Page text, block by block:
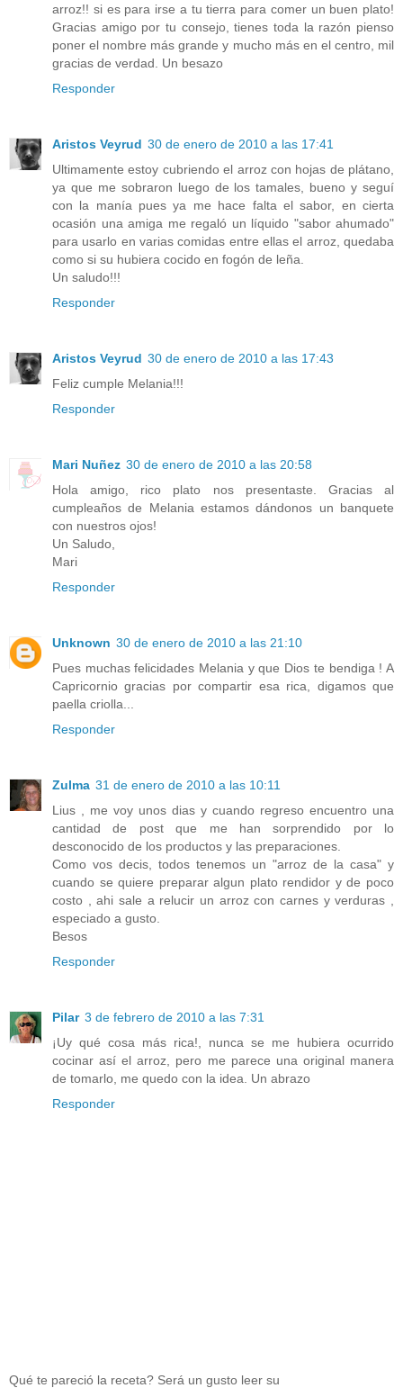
arroz!! si es para irse a tu tierra para comer un buen plato!
Gracias amigo por tu consejo, tienes toda la razón pienso
poner el nombre más grande y mucho más en el centro, mil
gracias de verdad. Un besazo
Responder
Aristos Veyrud 30 de enero de 2010 a las 17:41
Ultimamente estoy cubriendo el arroz con hojas de plátano,
ya que me sobraron luego de los tamales, bueno y seguí
con la manía pues ya me hace falta el sabor, en cierta
ocasión una amiga me regaló un líquido "sabor ahumado"
para usarlo en varias comidas entre ellas el arroz, quedaba
como si su hubiera cocido en fogón de leña.
Un saludo!!!
Responder
Aristos Veyrud 30 de enero de 2010 a las 17:43
Feliz cumple Melania!!!
Responder
Mari Nuñez 30 de enero de 2010 a las 20:58
Hola amigo, rico plato nos presentaste. Gracias al
cumpleaños de Melania estamos dándonos un banquete
con nuestros ojos!
Un Saludo,
Mari
Responder
Unknown 30 de enero de 2010 a las 21:10
Pues muchas felicidades Melania y que Dios te bendiga ! A
Capricornio gracias por compartir esa rica, digamos que
paella criolla...
Responder
Zulma 31 de enero de 2010 a las 10:11
Lius , me voy unos dias y cuando regreso encuentro una
cantidad de post que me han sorprendido por lo
desconocido de los productos y las preparaciones.
Como vos decis, todos tenemos un "arroz de la casa" y
cuando se quiere preparar algun plato rendidor y de poco
costo , ahi sale a relucir un arroz con carnes y verduras ,
especiado a gusto.
Besos
Responder
Pilar 3 de febrero de 2010 a las 7:31
¡Uy qué cosa más rica!, nunca se me hubiera ocurrido
cocinar así el arroz, pero me parece una original manera
de tomarlo, me quedo con la idea. Un abrazo
Responder
Qué te pareció la receta? Será un gusto leer su